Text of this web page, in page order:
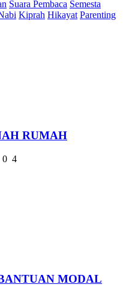
Suara Pembaca Semesta
Kiprah Hikayat Parenting
RUMAH
0 4
MODAL